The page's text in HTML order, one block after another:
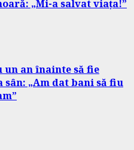
„Mi-a salvat viața!”
un an înainte să fie
„Am dat bani să fiu